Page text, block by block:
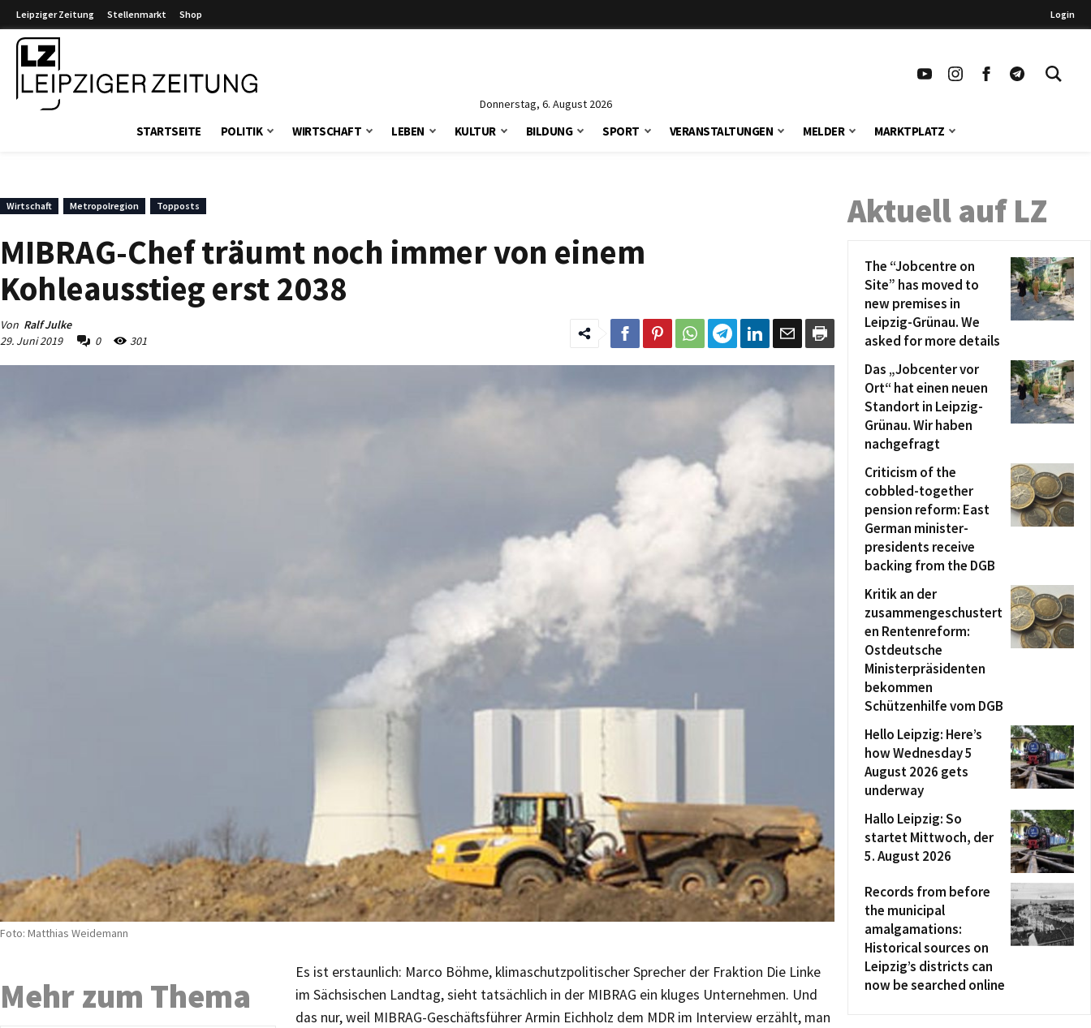
Leipziger Zeitung Stellenmarkt Shop Login
Donnerstag, 6. August 2026
STARTSEITE POLITIK WIRTSCHAFT LEBEN KULTUR BILDUNG SPORT VERANSTALTUNGEN MELDER MARKTPLATZ
Wirtschaft Metropolregion Topposts
MIBRAG-Chef träumt noch immer von einem
Kohleausstieg erst 2038
Von Ralf Julke
29. Juni 2019
0 301
Foto: Matthias Weidemann
Es ist erstaunlich: Marco Böhme, klimaschutzpolitischer Sprecher der Fraktion Die Linke
im Sächsischen Landtag, sieht tatsächlich in der MIBRAG ein kluges Unternehmen. Und
das nur, weil MIBRAG-Geschäftsführer Armin Eichholz dem MDR im Interview erzählt, man
Mehr zum Thema
Aktuell auf LZ
The “Jobcentre on
Site” has moved to
new premises in
Leipzig-Grünau. We
asked for more details
Das „Jobcenter vor
Ort“ hat einen neuen
Standort in Leipzig-
Grünau. Wir haben
nachgefragt
Criticism of the
cobbled-together
pension reform: East
German minister-
presidents receive
backing from the DGB
Kritik an der
zusammengeschustert
en Rentenreform:
Ostdeutsche
Ministerpräsidenten
bekommen
Schützenhilfe vom DGB
Hello Leipzig: Here’s
how Wednesday 5
August 2026 gets
underway
Hallo Leipzig: So
startet Mittwoch, der
5. August 2026
Records from before
the municipal
amalgamations:
Historical sources on
Leipzig’s districts can
now be searched online